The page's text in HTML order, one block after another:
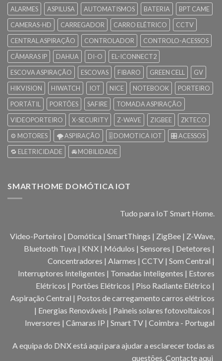
ALARMES
ASPILUSA AUTOMATISMOS BATERIA
BPT CAME
CAMERAS-HD
CARREGADOR CARRO ELÉTRICO
CCTV
CENTRAL ASPIRAÇÃO
CONTROLADOR
CONTROLO-ACESSOS
CÂMARAS IP
DAHUA DI-O
EL-ICONNECT2
ESCOVA ASPIRAÇÃO
ESCOVAS FIBARO GREEN CELL
GV
HIKVISION
HIWATCH IOT NICE NOTEBOOK
PORTEIRO
PORTÁTIL
PORTÕES SAFIRE
TOMADA ASPIRAÇÃO
VIDEOPORTEIRO
X-SECURITY Z-WAVE ZIGBEE
ZKTECO
⚙️ MOTORES
🌪️ ASPIRAÇÃO 🎚️ DOMOTICA IOT
🎛️ ACESSOS
🔁 ELETRICIDADE
🚘 MOBILIDADE
SMARTHOME DOMÓTICA IOT
Tudo para IoT Smart Home.
Video-Porteiro | Domótica | SmartThings | ZigBee | Z-Wave,
Bluetooth Tuya | KNX | Módulos | Sensores | Detetores |
Concentradores | Alarmes | CCTV | Som Central |
Interruptores Inteligentes | Tomadas Inteligentes | Estores
Elétricos | Portões Elétricos | Piso Radiante Elétrico |
Aspiração Central | Postos de carregamento carros elétricos
| Energias Renováveis | Paineis solares fotovoltaicos |
Inversores | Câmaras IP | Smart TV | Coimbra - Portugal
A equipa do DNX está aqui para ajudar a esclarecer todas as
questões. Contacte aqui